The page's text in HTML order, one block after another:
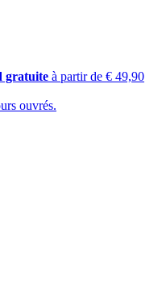
gratuite à partir de € 49,90
ouvrés.